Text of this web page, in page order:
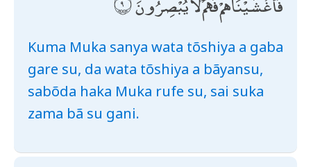
Kuma Muka sanya wata tõshiya a gaba
gare su, da wata tõshiya a bãyansu,
sabõda haka Muka rufe su, sai suka
zama bã su gani.